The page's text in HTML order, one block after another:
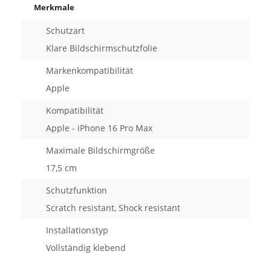
Merkmale
Schutzart
Klare Bildschirmschutzfolie
Markenkompatibilität
Apple
Kompatibilität
Apple - iPhone 16 Pro Max
Maximale Bildschirmgröße
17,5 cm
Schutzfunktion
Scratch resistant, Shock resistant
Installationstyp
Vollständig klebend